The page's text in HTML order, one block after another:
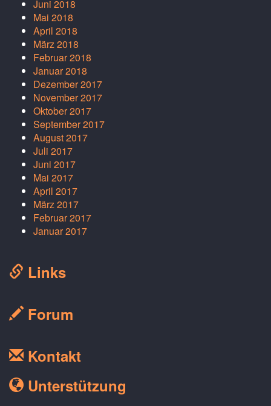
Juni 2018
Mai 2018
April 2018
März 2018
Februar 2018
Januar 2018
Dezember 2017
November 2017
Oktober 2017
September 2017
August 2017
Juli 2017
Juni 2017
Mai 2017
April 2017
März 2017
Februar 2017
Januar 2017
Links
Forum
Kontakt
Unterstützung